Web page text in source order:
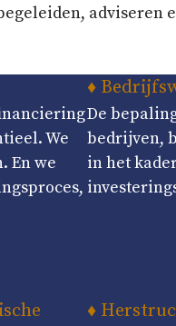
adviseren
We
En we
♦
De
bedrijven,
in het
♦